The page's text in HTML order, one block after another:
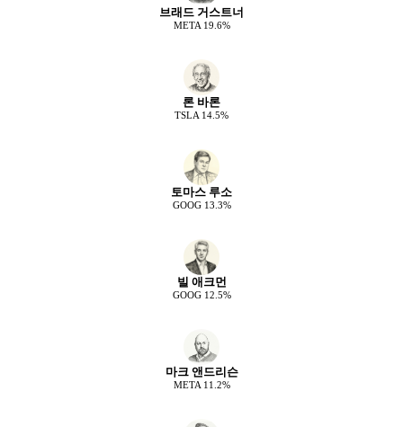
브래드 거스트너
META 19.6%
론 바론
TSLA 14.5%
토마스 루소
GOOG 13.3%
빌 애크먼
GOOG 12.5%
마크 앤드리슨
META 11.2%